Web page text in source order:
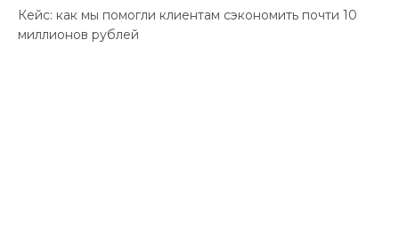
Кейс: как мы помогли клиентам сэкономить почти 10
миллионов рублей